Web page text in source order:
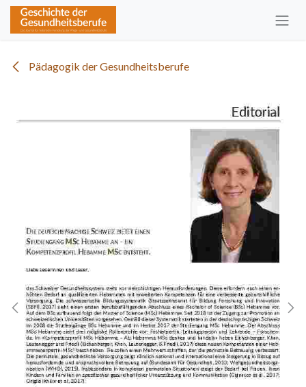
Zum Inhalt springen
Pädagogik der Gesundheitsberufe